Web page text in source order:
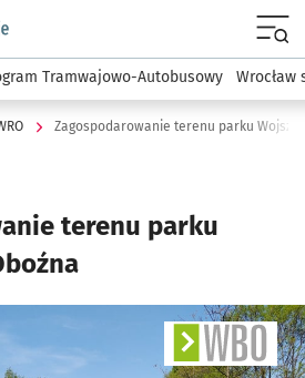
podserwis:
Tramwajowo-Autobusowy Wrocław
Zagospodarowanie terenu parku
terenu parku